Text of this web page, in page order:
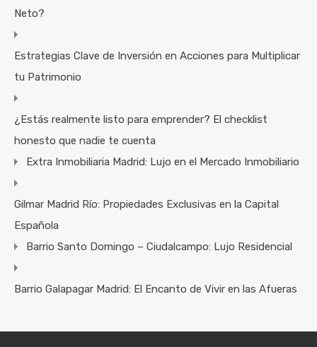
Neto?
Estrategias Clave de Inversión en Acciones para Multiplicar
tu Patrimonio
¿Estás realmente listo para emprender? El checklist
honesto que nadie te cuenta
Extra Inmobiliaria Madrid: Lujo en el Mercado Inmobiliario
Gilmar Madrid Río: Propiedades Exclusivas en la Capital
Española
Barrio Santo Domingo – Ciudalcampo: Lujo Residencial
Barrio Galapagar Madrid: El Encanto de Vivir en las Afueras